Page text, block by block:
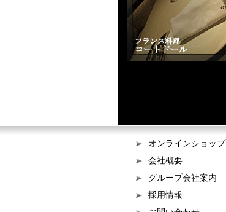
オンラインショップ
会社概要
グループ会社案内
採用情報